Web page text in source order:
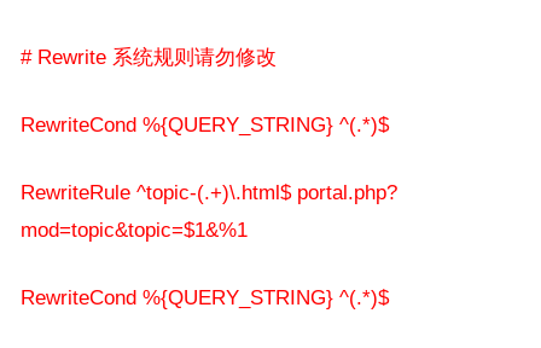
# Rewrite 系统规则请勿修改
RewriteCond %{QUERY_STRING} ^(.*)$
RewriteRule ^topic-(.+)\.html$ portal.php?
mod=topic&topic=$1&%1
RewriteCond %{QUERY_STRING} ^(.*)$